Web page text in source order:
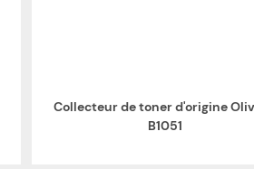
Collecteur de toner d'origine
B1051